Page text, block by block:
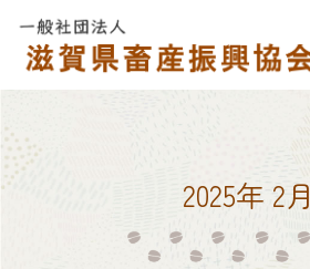
2025年 2月